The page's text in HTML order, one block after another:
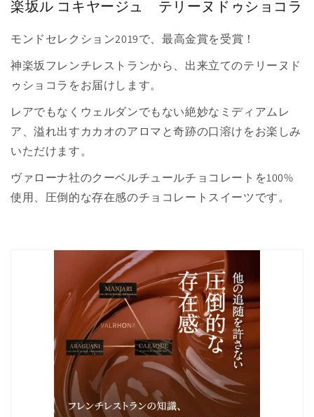
楽坂ル コキヤージュ テリーヌドゥショコラ
モンドセレクション2019で、最高金賞を受賞！
神楽坂フレンチレストランから、出来立てのテリーヌド
ゥショコラをお届けします。
レアでもなくウェルダンでもない絶妙なミディアムレ
ア、溢れ出すカカオのアロマと奇跡の口溶けをお楽しみ
いただけます。
ヴァローナ社のクーベルチュールチョコレートを100%
使用、圧倒的な存在感のチョコレートスイーツです。